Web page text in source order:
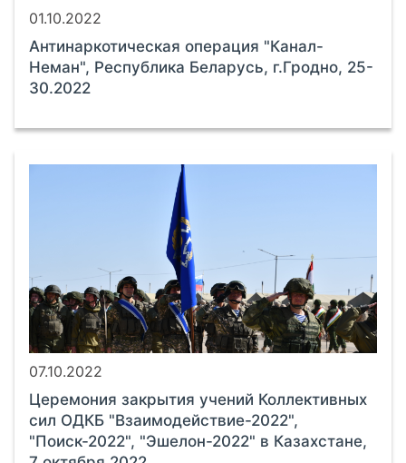
01.10.2022
Антинаркотическая операция "Канал-
Неман", Республика Беларусь, г.Гродно, 25-
30.2022
07.10.2022
Церемония закрытия учений Коллективных
сил ОДКБ "Взаимодействие-2022",
"Поиск-2022", "Эшелон-2022" в Казахстане,